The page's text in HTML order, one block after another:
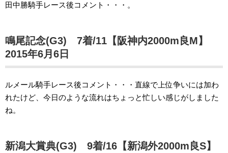
田中勝騎手レース後コメント・・・。
鳴尾記念(G3) 7着/11【阪神内2000m良M】
2015年6月6日
ルメール騎手レース後コメント・・・直線で上位争いには加わ
れたけど、今日のような流れはちょっと忙しい感じがしました
ね。
新潟大賞典(G3) 9着/16【新潟外2000m良S】